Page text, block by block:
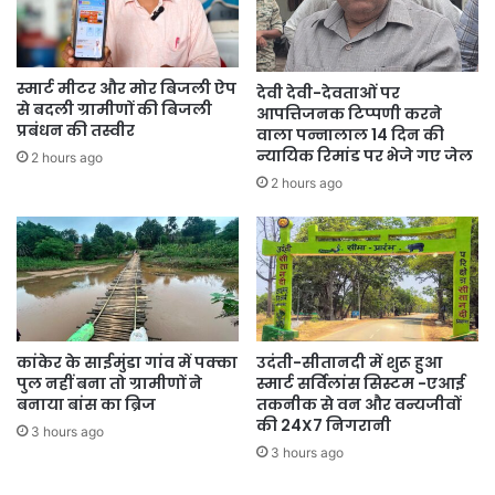
स्मार्ट मीटर और मोर बिजली ऐप
से बदली ग्रामीणों की बिजली
प्रबंधन की तस्वीर
2 hours ago
देवी देवी-देवताओं पर
आपत्तिजनक टिप्पणी करने
वाला पन्नालाल 14 दिन की
न्यायिक रिमांड पर भेजे गए जेल
2 hours ago
कांकेर के साईमुंडा गांव में पक्का
पुल नहीं बना तो ग्रामीणों ने
बनाया बांस का ब्रिज
3 hours ago
उदंती-सीतानदी में शुरू हुआ
स्मार्ट सर्विलांस सिस्टम -एआई
तकनीक से वन और वन्यजीवों
की 24X7 निगरानी
3 hours ago